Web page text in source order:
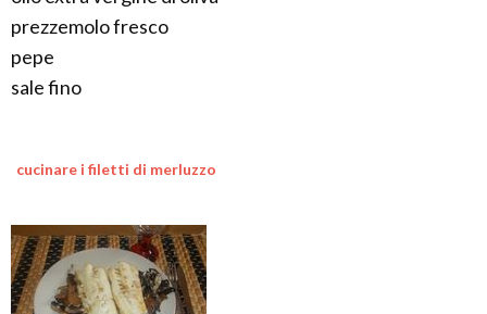
prezzemolo fresco
pepe
sale fino
cucinare i filetti di merluzzo